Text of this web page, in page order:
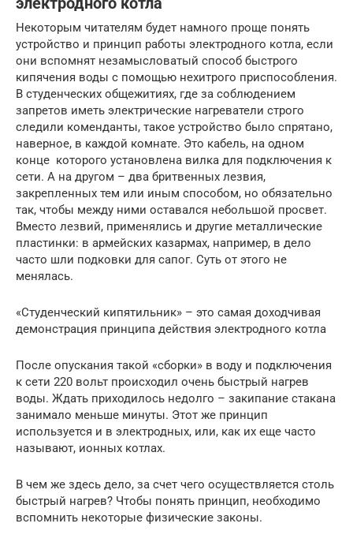
Некоторым читателям будет намного проще понять
устройство и принцип работы электродного котла, если
они вспомнят незамысловатый способ быстрого
кипячения воды с помощью нехитрого приспособления.
В студенческих общежитиях, где за соблюдением
запретов иметь электрические нагреватели строго
следили коменданты, такое устройство было спрятано,
наверное, в каждой комнате. Это кабель, на одном
конце которого установлена вилка для подключения к
сети. А на другом – два бритвенных лезвия,
закрепленных тем или иным способом, но обязательно
так, чтобы между ними оставался небольшой просвет.
Вместо лезвий, применялись и другие металлические
пластинки: в армейских казармах, например, в дело
часто шли подковки для сапог. Суть от этого не
менялась.
«Студенческий кипятильник» – это самая доходчивая
демонстрация принципа действия электродного котла
После опускания такой «сборки» в воду и подключения
к сети 220 вольт происходил очень быстрый нагрев
воды. Ждать приходилось недолго – закипание стакана
занимало меньше минуты. Этот же принцип
используется и в электродных, или, как их еще часто
называют, ионных котлах.
В чем же здесь дело, за счет чего осуществляется столь
быстрый нагрев? Чтобы понять принцип, необходимо
вспомнить некоторые физические законы.